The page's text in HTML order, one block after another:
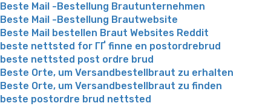
Beste Mail -Bestellung Brautunternehmen
Beste Mail -Bestellung Brautwebsite
Beste Mail bestellen Braut Websites Reddit
beste nettsted for ГҐ finne en postordrebrud
beste nettsted post ordre brud
Beste Orte, um Versandbestellbraut zu erhalten
Beste Orte, um Versandbestellbraut zu finden
beste postordre brud nettsted